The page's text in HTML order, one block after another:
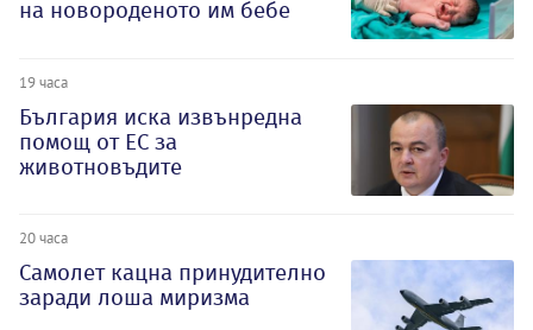
на новороденото им бебе
19 часа
България иска извънредна
помощ от ЕС за
животновъдите
20 часа
Самолет кацна принудително
заради лоша миризма